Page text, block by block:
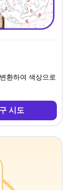
환하여 색상으로
시도